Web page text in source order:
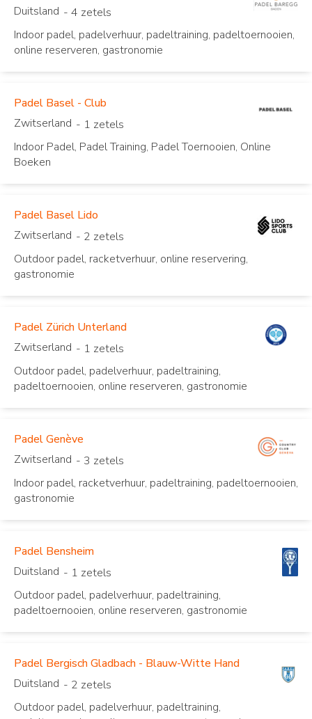
Duitsland - 4 zetels
Indoor padel, padelverhuur, padeltraining, padeltoernooien,
online reserveren, gastronomie
Padel Basel - Club
Zwitserland - 1 zetels
Indoor Padel, Padel Training, Padel Toernooien, Online
Boeken
Padel Basel Lido
Zwitserland - 2 zetels
Outdoor padel, racketverhuur, online reservering,
gastronomie
Padel Zürich Unterland
Zwitserland - 1 zetels
Outdoor padel, padelverhuur, padeltraining,
padeltoernooien, online reserveren, gastronomie
Padel Genève
Zwitserland - 3 zetels
Indoor padel, racketverhuur, padeltraining, padeltoernooien,
gastronomie
Padel Bensheim
Duitsland - 1 zetels
Outdoor padel, padelverhuur, padeltraining,
padeltoernooien, online reserveren, gastronomie
Padel Bergisch Gladbach - Blauw-Witte Hand
Duitsland - 2 zetels
Outdoor padel, padelverhuur, padeltraining,